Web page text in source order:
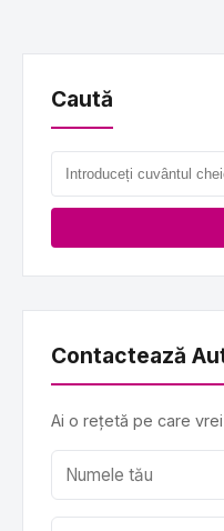
Caută
Contactează
Ai o rețetă pe care